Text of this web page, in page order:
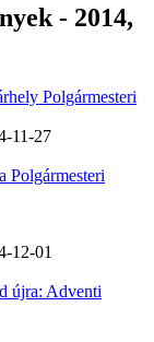
- 2014,
Polgármesteri
11-27
Polgármesteri
12-01
újra: Adventi